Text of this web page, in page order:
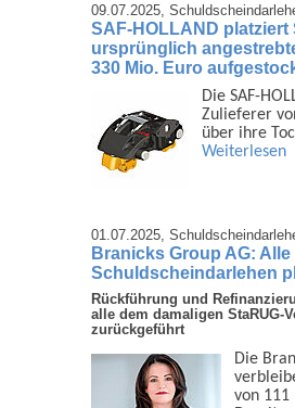
09.07.2025,
SAF-HOLLAND
ursprünglich
330 Mio. Euro
Die SAF-
Zulieferer
über ihre
Weiterlesen
01.07.2025,
Branicks Group AG:
Schuldscheindarlehen
Rückführung und
alle dem damaligen StaRUG-
zurückgeführt
Die
von 111